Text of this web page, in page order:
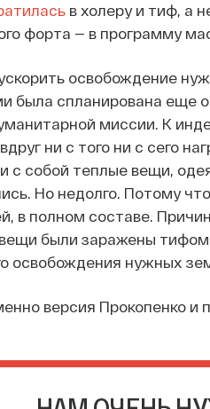
в холеру и тиф, а
форта — в программу
освобождение
была спланирована еще
миссии. К
ни с того ни с сего
с собой теплые вещи,
Но недолго. Потому
в полном составе.
были заражены
освобождения нужных
версия Прокопенко и